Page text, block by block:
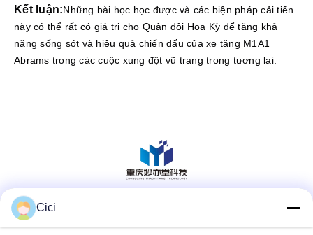
Kết luận:Những bài học học được và các biện pháp cải tiến
này có thể rất có giá trị cho Quân đội Hoa Kỳ để tăng khả
năng sống sót và hiệu quả chiến đấu của xe tăng M1A1
Abrams trong các cuộc xung đột vũ trang trong tương lai.
Cici